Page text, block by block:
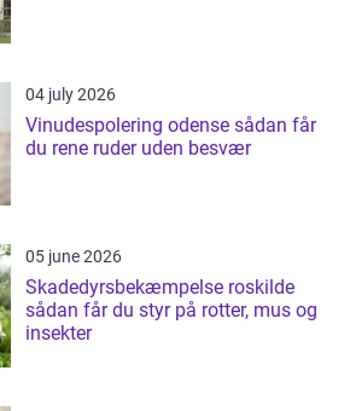
04 july 2026
Vinudespolering odense sådan får
du rene ruder uden besvær
05 june 2026
Skadedyrsbekæmpelse roskilde
sådan får du styr på rotter, mus og
insekter